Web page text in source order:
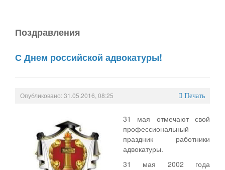
Поздравления
С Днем российской адвокатуры!
Опубликовано: 31.05.2016, 08:25 Печать
31 мая отмечают свой
профессиональный
праздник работники
адвокатуры.
31 мая 2002 года